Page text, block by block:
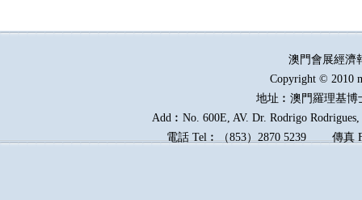
澳門會展經
Copyright © 2010
地址︰澳門羅理基博
Add︰No. 600E, AV. Dr. Rodrigo
電話 Tel︰（853）2870 5239傳真